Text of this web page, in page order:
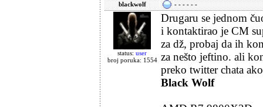
blackwolf - - - - - -
status: user
broj poruka: 1554
Drugaru se jednom
i kontaktirao je CM
za dž, probaj da ih
za nešto jeftino. ali
preko twitter chata
Black Wolf